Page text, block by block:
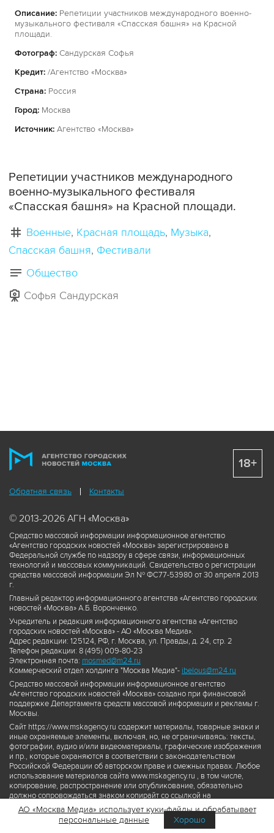
Описание: Репетиции участников международного военно-
музыкального фестиваля «Спасская башня» на Красной
площади.
Фотограф: Сандурская Софья
Кредит: /Агентство «Москва»
Страна: Россия
Город: Москва
Источник: Агентство «Москва»
Репетиции участников международного
военно-музыкального фестиваля
«Спасская башня» на Красной площади.
Военные Красная площадь Музыка
Спасская башня Фестивали
Общество
Софья Сандурская
Обратная связь Контакты
© 2013-2026 АГН «Москва»
Средство массовой информации информационное агентство
«Агентство городских новостей «Москва» зарегистрировано в
Федеральной службе по надзору в сфере связи, информационных
технологий и массовых коммуникаций. Свидетельство о регистрации
средства массовой информации Эл № ФС77-53980 от 30 апреля 2013
г.
Главный редактор информационного агентства «Агентство городских
новостей «Москва» А.Б. Воронченко.
Учредитель и редакция информационного агентства «Агентство
городских новостей «Москва» - АО «Москва Медиа».
Адрес редакции: 125124, РФ, г. Москва, ул. Правды, д. 24, стр. 2
Телефон редакции: 8 (495) 009-80-23
Электронная почта: mosmed@m24.ru
Коммерческий отдел холдинга "Москва Медиа"- ibelous@m24.ru
Средство массовой информации информационное агентство
«Агентство городских новостей «Москва» создано при финансовой
поддержке Департамента средств массовой информации и рекламы г.
Москвы.
Сайт https://www.mskagency.ru содержит материалы, товарные знаки и
иные охраняемые элементы, включая, но, не ограничиваясь: тексты,
фотографии, аудио и/или видеоматериалы, графические изображения
и пр., которые охраняются в соответствии с законодательством
Российской Федерации об авторском праве и смежных правах. Любое
использование материалов сайта www.mskagency.ru , в том числе,
копирование, распространение или опубликование, обязательно
должно сопровождаться знаком копирайт со ссылкой на
правообладателя © АО «Москва Медиа», а также гиперссылкой на сайт
www.mskagency.ru как на первоисточник информации. Переработка
материалов сайта www.mskagency.ru не допускается.
18+
АО «Москва Медиа» использует куки-файлы и обрабатывает
персональные данные
Хорошо